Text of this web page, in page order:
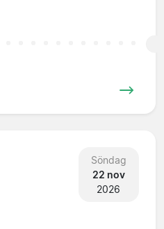
Söndag
22 nov
2026